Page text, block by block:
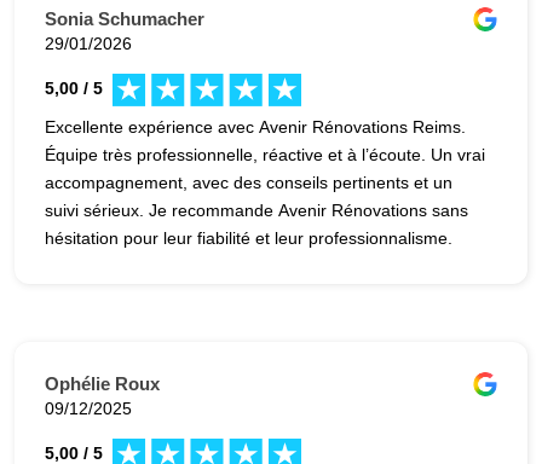
disponibilité et ses conseils. C’est un professionnel de
confiance, à l’écoute et très compétent. Si vous cherchez
Merci Guillaume
Sonia Schumacher
29/01/2026
5,00 / 5
Excellente expérience avec Avenir Rénovations Reims.
Équipe très professionnelle, réactive et à l’écoute. Un vrai
accompagnement, avec des conseils pertinents et un
suivi sérieux. Je recommande Avenir Rénovations sans
hésitation pour leur fiabilité et leur professionnalisme.
Ophélie Roux
09/12/2025
5,00 / 5